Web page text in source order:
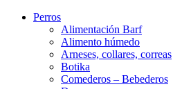
Perros
Alimentación Barf
Alimento húmedo
Arneses, collares, correas
Botika
Comederos – Bebederos